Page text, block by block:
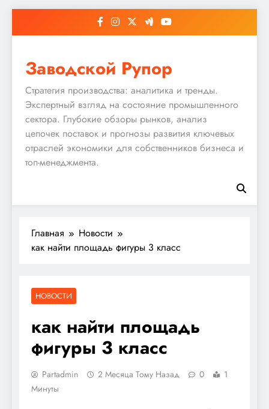
Заводской Рупор
Стратегия производства: аналитика и тренды.
Экспертный взгляд на состояние промышленного
сектора. Глубокие обзоры рынков, анализ
цепочек поставок и прогнозы развития ключевых
отраслей экономики для собственников бизнеса и
топ-менеджмента.
Главная
Новости
как найти площадь фигуры 3 класс
НОВОСТИ
как найти площадь
фигуры 3 класс
Partadmin 2 Месяца Тому Назад 0
1
Минуты